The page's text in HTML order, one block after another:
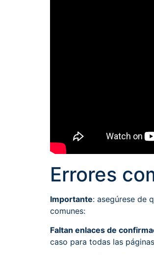
Errores
Importante: asegúrese de
comunes:
Faltan enlaces de
caso para todas las